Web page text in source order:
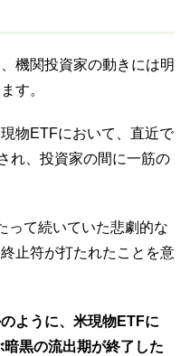
機関投資家の動きには明
す。
物ETFにおいて、直近で
れ、投資家の間に一筋の
って続いていた悲劇的な
止符が打たれたことを意
ように、米現物ETFに
黒の流出期が終了した